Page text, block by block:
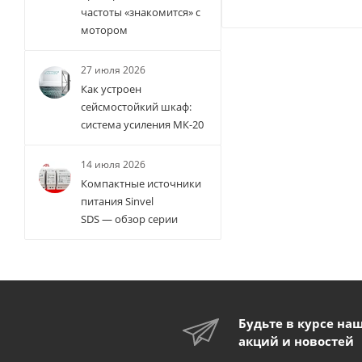
частоты «знакомится» с
мотором
27 июля 2026
Как устроен
сейсмостойкий шкаф:
система усиления МК-20
14 июля 2026
Компактные источники
питания Sinvel
SDS — обзор серии
Будьте в курсе
акций и новостей